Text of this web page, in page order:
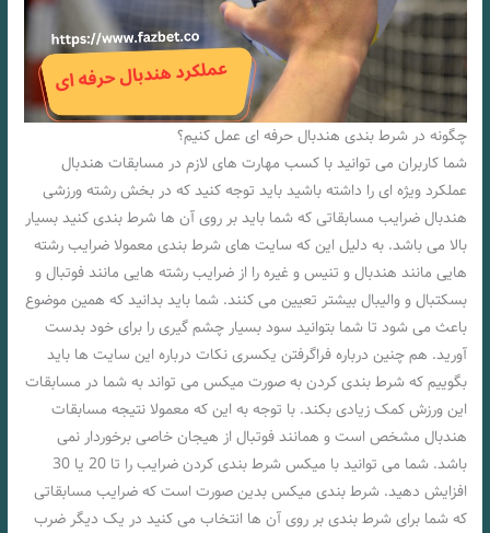
چگونه در شرط بندی هندبال حرفه ای عمل کنیم؟
شما کاربران می توانید با کسب مهارت های لازم در مسابقات هندبال
عملکرد ویژه ای را داشته باشید باید توجه کنید که در بخش رشته ورزشی
هندبال ضرایب مسابقاتی که شما باید بر روی آن ها شرط بندی کنید بسیار
بالا می باشد. به دلیل این که سایت های شرط بندی معمولا ضرایب رشته
هایی مانند هندبال و تنیس و غیره را از ضرایب رشته هایی مانند فوتبال و
بسکتبال و والیبال بیشتر تعیین می کنند. شما باید بدانید که همین موضوع
باعث می شود تا شما بتوانید سود بسیار چشم گیری را برای خود بدست
آورید. هم چنین درباره فراگرفتن یکسری نکات درباره این سایت ها باید
بگوییم که شرط بندی کردن به صورت میکس می تواند به شما در مسابقات
این ورزش کمک زیادی بکند. با توجه به این که معمولا نتیجه مسابقات
هندبال مشخص است و همانند فوتبال از هیجان خاصی برخوردار نمی
باشد. شما می توانید با میکس شرط بندی کردن ضرایب را تا 20 یا 30
افزایش دهید. شرط بندی میکس بدین صورت است که ضرایب مسابقاتی
که شما برای شرط بندی بر روی آن ها انتخاب می کنید در یک دیگر ضرب